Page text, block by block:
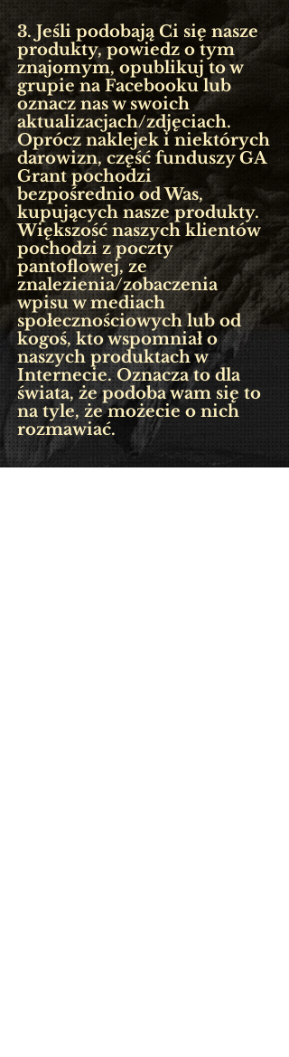
3. Jeśli podobają Ci się nasze
produkty, powiedz o tym
znajomym, opublikuj to w
grupie na Facebooku lub
oznacz nas w swoich
aktualizacjach/zdjęciach.
Oprócz naklejek i niektórych
darowizn, część funduszy GA
Grant pochodzi
bezpośrednio od Was,
kupujących nasze produkty.
Większość naszych klientów
pochodzi z poczty
pantoflowej, ze
znalezienia/zobaczenia
wpisu w mediach
społecznościowych lub od
kogoś, kto wspomniał o
naszych produktach w
Internecie. Oznacza to dla
świata, że podoba wam się to
na tyle, że możecie o nich
rozmawiać.